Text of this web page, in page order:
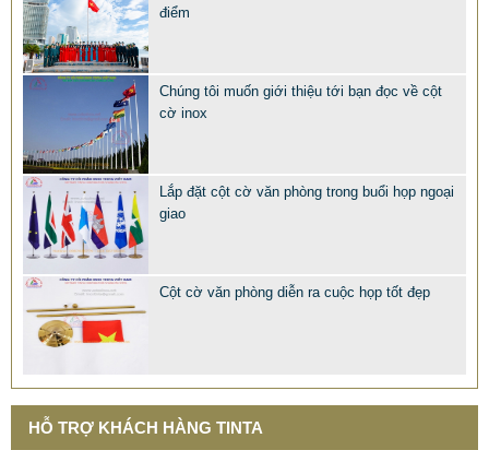
MẪU XE ĐẨY INOX ĐẸP GIÁ RẺ - XE ĐẨY HÀNH LÝ SÂN
BAY TẠI TPHCM THƯƠNG HIỆU TINTA
9.577.900 VNĐ9.757.900 VNĐ
điểm
Chúng tôi muốn giới thiệu tới bạn đọc về cột
cờ inox
Lắp đặt cột cờ văn phòng trong buổi họp ngoại
giao
Cột cờ văn phòng diễn ra cuộc họp tốt đẹp
HỖ TRỢ KHÁCH HÀNG TINTA